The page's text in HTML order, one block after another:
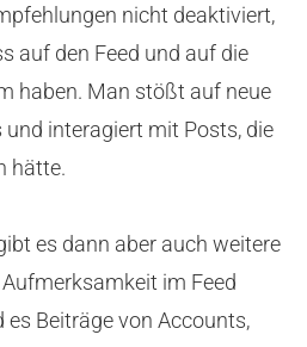
nicht deaktiviert,
auf den Feed und auf die
haben. Man stößt auf neue
und interagiert mit Posts, die
hätte.
es dann aber auch weitere
im Feed
Beiträge von Accounts,